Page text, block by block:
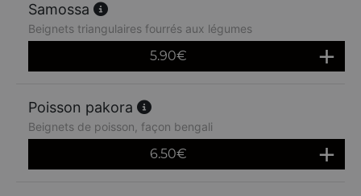
Samossa
Beignets triangulaires fourrés aux légumes
5.90€
Poisson pakora
Beignets de poisson, façon bengali
6.50€